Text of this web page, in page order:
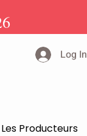
Log In
Les Producteurs